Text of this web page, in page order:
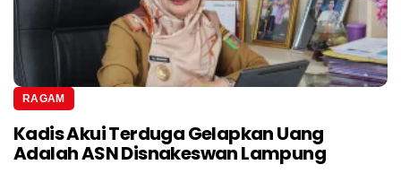
RAGAM
Kadis Akui Terduga Gelapkan Uang
Adalah ASN Disnakeswan Lampung